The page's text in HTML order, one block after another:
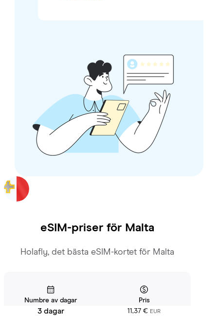
eSIM-priser för Malta
Holafly, det bästa eSIM-kortet för Malta
Numbre av dagar Pris
3 dagar 11,37 € EUR